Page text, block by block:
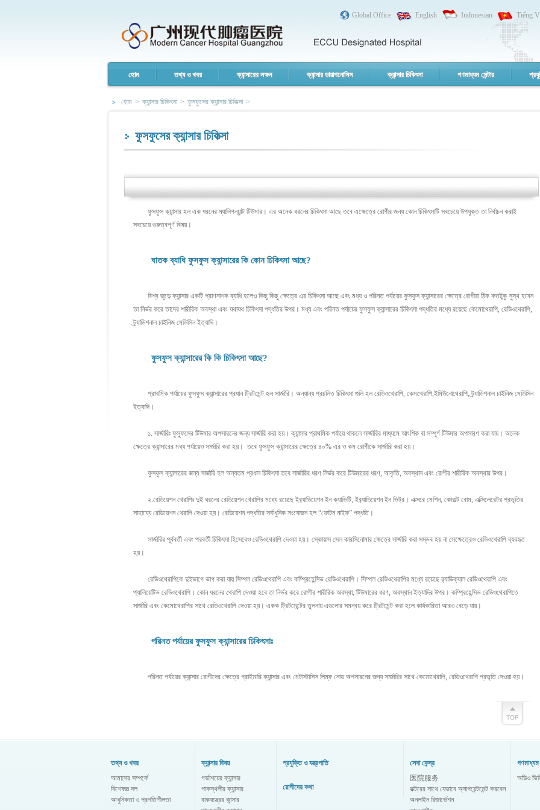
Global Office English Indonesian Tiếng
হোম তথ্য ও খবর ক্যান্সারের লক্ষন ক্যান্সার ডায়াগনোসিস ক্যান্সার চিকিৎসা গণমাধ্যম সেন্টার
হোম > ক্যান্সার চিকিৎসা > ফুসফুসের ক্যান্সার চিকিত্সা >
ফুসফুসের ক্যান্সার চিকিত্সা
ফুসফুস ক্যান্সার হল এক ধরনের ম্যালিগন্যান্ট টিউমার। এর অনেক ধরনের চিকিৎসা আছে তবে এক্ষেত্রে রোগীর জন্য কোন চিকিৎসাটি সবচেয়ে উপযুক্ত তা নির্বাচন করাই
সবচেয়ে গুরুত্বপূর্ণ বিষয়।
ঘাতক ব্যাধি ফুসফুস ক্যান্সারের কি কোন চিকিৎসা আছে?
বিশ্ব জুড়ে ক্যান্সার একটি প্রাণনাশক ব্যাধি হলেও কিছু কিছু ক্ষেত্রে এর চিকিৎসা আছে এবং মধ্য ও পরিনত পর্যায়ের ফুসফুস ক্যান্সারের ক্ষেত্রে রোগীরা ঠিক কতটুকু সুস্থ হবেন
তা নির্ভর করে তাদের শারীরিক অবস্থা এবং যথাযথ চিকিৎসা পদ্ধতির উপর। মধ্য এবং পরিনত পর্যায়ের ফুসফুস ক্যান্সারের চিকিৎসা পদ্ধতির মধ্যে রয়েছে কেমোথেরাপি, রেডিওথেরাপি,
ট্র্যাডিশনাল চাইনিজ মেডিসিন ইত্যাদি।
ফুসফুস ক্যান্সারের কি কি চিকিৎসা আছে?
প্রাথমিক পর্যায়ের ফুসফুস ক্যান্সারের প্রধান ট্রিটমেন্ট হল সার্জারি। অন্যান্য প্রচলিত চিকিৎসা গুলি হল রেডিওথেরাপি, কেমথেরাপি,ইমিউনোথেরাপি, ট্র্যাডিশনাল চাইনিজ মেডিসিন
ইত্যাদি।
১. সার্জারিঃ ফুস্ফুসের টিউমার অপসারনের জন্য সার্জারি করা হয়। ক্যান্সার প্রাথমিক পর্যায়ে থাকলে সার্জারির মাধ্যমে আংশিক বা সম্পূর্ণ টিউমার অপসারণ করা যায়। অনেক
ক্ষেত্রে ক্যান্সারের মধ্য পর্যায়েও সার্জারি করা হয়। তবে ফুসফুস ক্যান্সারের ক্ষেত্রে ৪০% এর ও কম রোগীকে সার্জারি করা হয়।
ফুসফুস ক্যান্সারের জন্য সার্জারি হল অন্যতম প্রধান চিকিৎসা তবে সার্জারির ধরণ নির্ভর করে টিউমারের ধরণ, আকৃতি, অবস্থান এবং রোগীর শারীরিক অবস্থার উপর।
২.রেডিয়েশন থেরাপিঃ দুই ধরনের রেডিয়েশন থেরাপির মধ্যে রয়েছে ইর‍্যাডিয়েশন ইন ক্যাভিটি, ইর‍্যাডিয়েশন ইন ভিট্র। এক্সরে মেশিন, কোবাল্ট বোম, এক্সিলেরেটর প্রভৃতির
সাহায্যে রেডিয়েশন থেরাপি দেওয়া হয়। রেডিয়েশন পদ্ধতির সর্বাধুনিক সংযোজন হল “ফোটন নাইফ” পদ্ধতি।
সার্জারির পূর্ববর্তী এবং পরবর্তী চিকিৎসা হিসেবেও রেডিওথেরাপি দেওয়া হয়। স্কোয়াস সেল কারসিনোমার ক্ষেত্রে সার্জারি করা সম্ভব হয় না সেক্ষেত্রেও রেডিওথেরাপি ব্যবহৃত
হয়।
রেডিওথেরাপিকে দুইভাগে ভাগ করা যায় সিম্পল রেডিওথেরাপি এবং কম্প্রিহেন্সিভ রেডিওথেরাপি। সিম্পল রেডিওথেরাপির মধ্যে রয়েছে র‍্যাডিক্যাল রেডিওথেরাপি এবং
প্যালিয়েটিভ রেডিওথেরাপি। কোন ধরনের থেরাপি দেওয়া হবে তা নির্ভর করে রোগীর শারীরিক অবস্থা, টিউমারের ধরণ, অবস্থান ইত্যাদির উপর। কম্প্রিহেন্সিভ রেডিওথেরাপিতে
সার্জারি এবং কেমোথেরাপির সাথে রেডিওথেরাপি দেওয়া হয়। একক ট্রিটমেন্টের তুলনায় এগুলোর সমন্বয় করে ট্রিটমেন্ট করা হলে কার্যকারিতা আরও বেড়ে যায়।
পরিনত পর্যায়ের ফুসফুস ক্যান্সারের চিকিৎসাঃ
পরিনত পর্যায়ের ক্যান্সার রোগীদের ক্ষেত্রে প্রাইমারি ক্যান্সার এবং মেটাস্টাসিস লিম্ফ নোড অপসারনের জন্য সার্জারির সাথে কেমোথেরাপি, রেডিওথেরাপি প্রভৃতি দেওয়া হয়।
তথ্য ও খবর
আমাদের সম্পর্কে
বিশেষজ্ঞ দল
আধুনিকতা ও প্রগতিশীলতা
ক্যান্সার বিষয়
গর্ভাশয়ের ক্যান্সার
পাকস্থলীর ক্যান্সার
বাকযন্ত্রের কান্সার
প্রযুক্তি ও যন্ত্রপাতি
রোগীদের কথা
সেবা কেন্দ্র
医院服务
ডক্টরের সাথে যেভাবে অ্যাপয়েন্টমেন্ট করবেন
অনলাইন রিজার্ভেশন
গণমাধ্যম
অডিও